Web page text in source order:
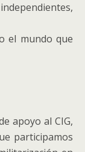
el mundo que
apoyo al CIG,
participamos